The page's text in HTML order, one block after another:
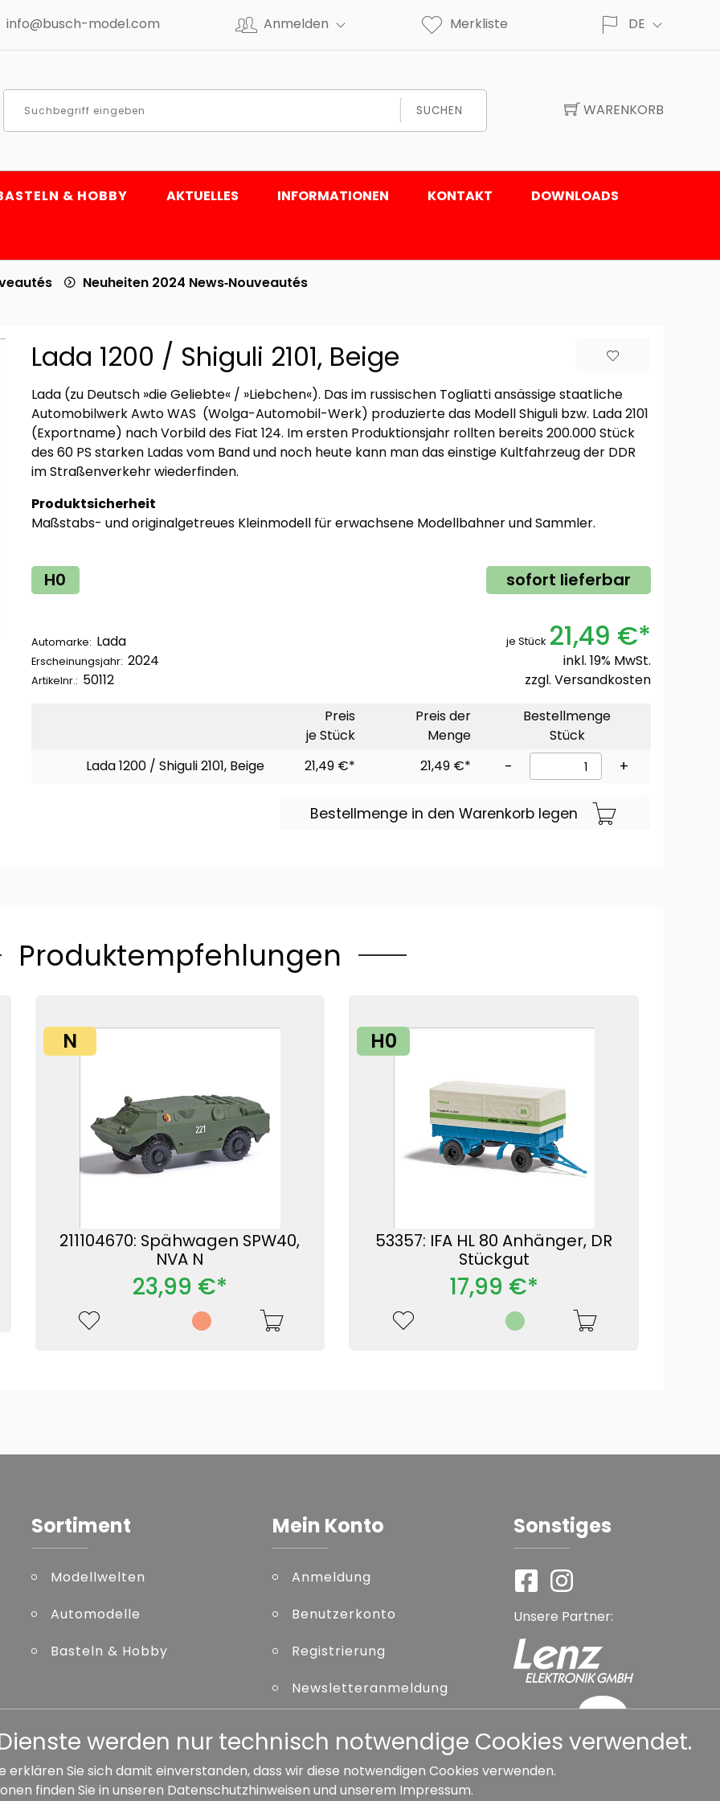
info@busch-model.com Anmelden Merkliste DE
SUCHEN WARENKORB
& HOBBY AKTUELLES INFORMATIONEN KONTAKT DOWNLOADS
Neuheiten 2024 News‑Nouveautés
Lada 1200 / Shiguli 2101, Beige
Lada (zu Deutsch »die Geliebte« / »Liebchen«). Das im russischen Togliatti ansässige staatliche
Automobilwerk Awto WAS (Wolga-Automobil-Werk) produzierte das Modell Shiguli bzw. Lada 2101
(Exportname) nach Vorbild des Fiat 124. Im ersten Produktionsjahr rollten bereits 200.000 Stück
des 60 PS starken Ladas vom Band und noch heute kann man das einstige Kultfahrzeug der DDR
im Straßenverkehr wiederfinden.
Produktsicherheit
Maßstabs- und originalgetreues Kleinmodell für erwachsene Modellbahner und Sammler.
H0 sofort lieferbar
Automarke: Lada
Erscheinungsjahr: 2024
Artikelnr.: 50112
je Stück 21,49 €*
inkl. 19% MwSt.
zzgl. Versandkosten
Preis
je Stück
Preis der
Menge
Bestellmenge
Stück
Lada 1200 / Shiguli 2101, Beige
21,49 €* 21,49 €* - +
Bestellmenge in den Warenkorb legen
Produktempfehlungen
N
211104670: Spähwagen SPW40,
NVA N
23,99 €*
H0
53357: IFA HL 80 Anhänger, DR
Stückgut
17,99 €*
Sortiment
Modellwelten
Automodelle
Basteln & Hobby
Mein Konto
Anmeldung
Benutzerkonto
Registrierung
Newsletteranmeldung
Sonstiges
Unsere Partner:
werden nur technisch notwendige Cookies verwendet.
erklären Sie sich damit einverstanden, dass wir diese notwendigen Cookies verwenden.
finden Sie in unseren Datenschutzhinweisen und unserem Impressum.